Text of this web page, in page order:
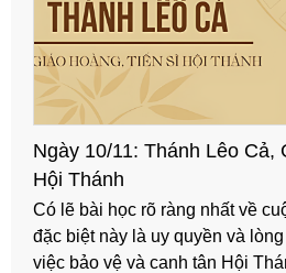
Ngày 10/11: Thánh Lêo Cả,
Hội Thánh
Có lẽ bài học rõ ràng nhất về
đặc biệt này là uy quyền và
việc bảo vệ và canh tân Hội